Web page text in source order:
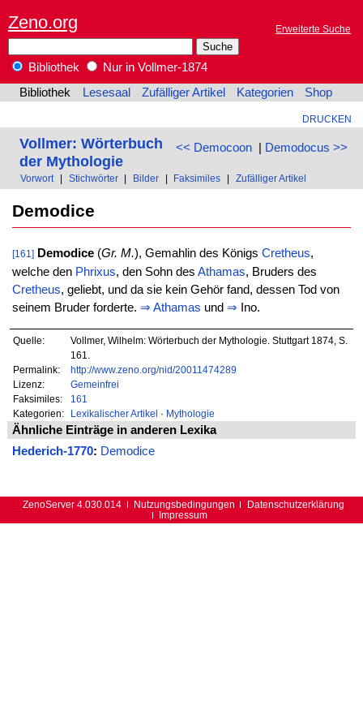
Zeno.org Erweiterte Suche
Bibliothek
Nur in Vollmer-1874
Bibliothek
Lesesaal Zufälliger Artikel Kategorien Shop
DRUCKEN
<< Democoon| Demodocus >>
Vollmer: Wörterbuch
der Mythologie
Vorwort Stichwörter Bilder Faksimiles Zufälliger Artikel
Demodice
[161] Demodice(Gr. M.), Gemahlin des Königs Cretheus,
welche den Phrixus, den Sohn des Athamas, Bruders des
Cretheus, geliebt, und da sie kein Gehör fand, dessen Tod von
seinem Bruder forderte. ⇒ Athamas und ⇒ Ino.
Quelle:
Vollmer, Wilhelm: Wörterbuch der Mythologie. Stuttgart 1874, S.
161.
Permalink:
http://www.zeno.org/nid/20011474289
Lizenz:
Gemeinfrei
Faksimiles:
161
Kategorien:
Lexikalischer Artikel · Mythologie
Ähnliche Einträge in anderen Lexika
Hederich-1770: Demodice
ZenoServer 4.030.014 Nutzungsbedingungen
Datenschutzerklärung
Impressum